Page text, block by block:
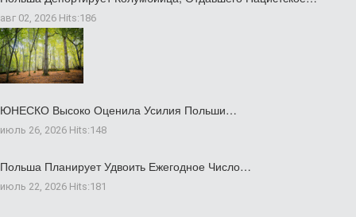
авг 02, 2026 Hits:186
ЮНЕСКО Высоко Оценила Усилия Польши…
июль 26, 2026 Hits:148
Польша Планирует Удвоить Ежегодное Число…
июль 22, 2026 Hits:181